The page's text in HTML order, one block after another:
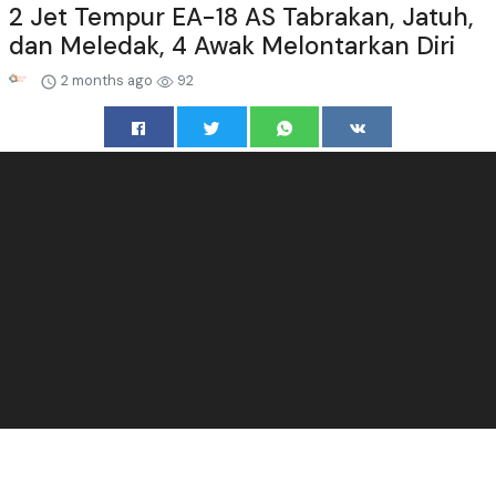
2 Jet Tempur EA-18 AS Tabrakan, Jatuh,
dan Meledak, 4 Awak Melontarkan Diri
2 months ago 92